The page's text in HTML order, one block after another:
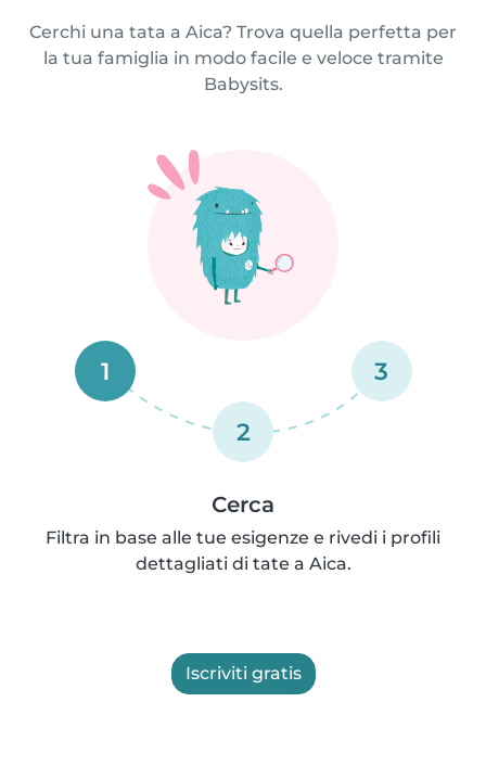
Cerchi una tata a Aica? Trova quella perfetta per
la tua famiglia in modo facile e veloce tramite
Babysits.
1
2
3
Cerca
Filtra in base alle tue esigenze e rivedi i profili
dettagliati di tate a Aica.
Iscriviti gratis